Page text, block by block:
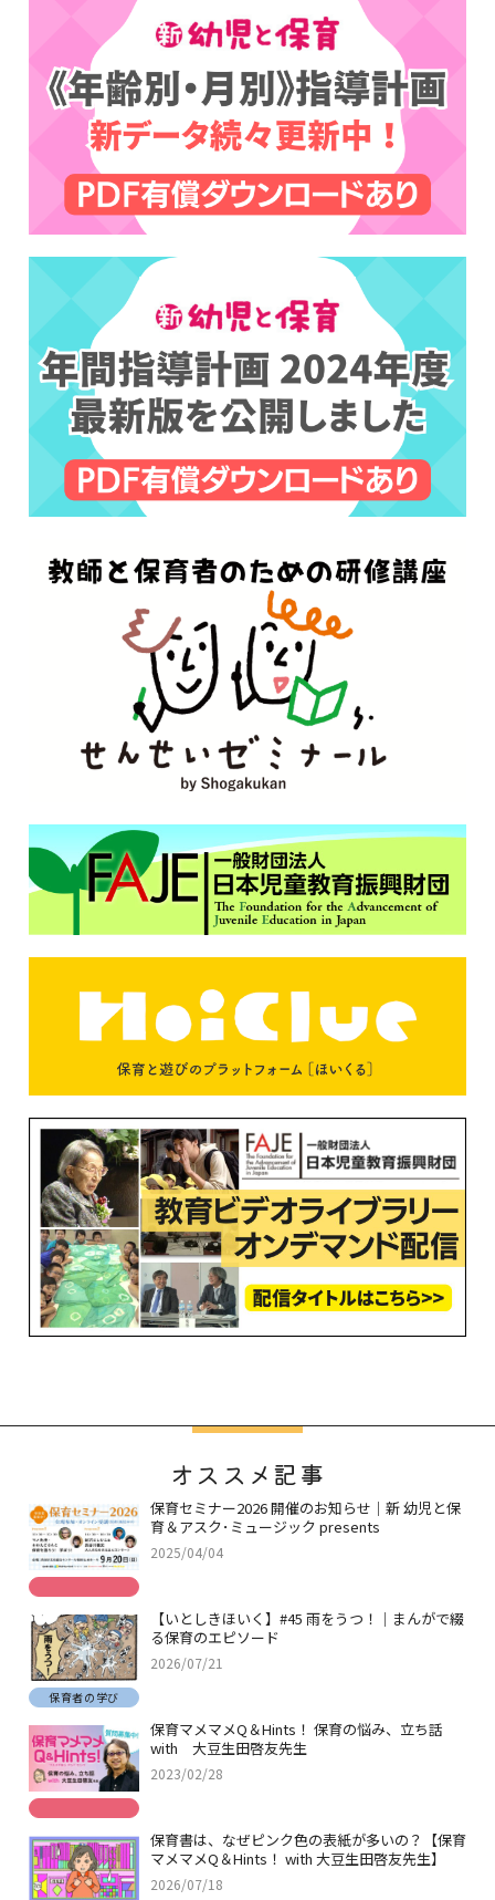
オススメ記事
保育セミナー2026 開催のお知らせ｜新 幼児と保
育＆アスク･ミュージック presents
2025/04/04
【いとしきほいく】#45 雨をうつ！｜まんがで綴
る保育のエピソード
2026/07/21
保育者の学び
保育マメマメQ＆Hints！ 保育の悩み、立ち話
with 大豆生田啓友先生
2023/02/28
保育書は、なぜピンク色の表紙が多いの？【保育
マメマメQ＆Hints！ with 大豆生田啓友先生】
2026/07/18